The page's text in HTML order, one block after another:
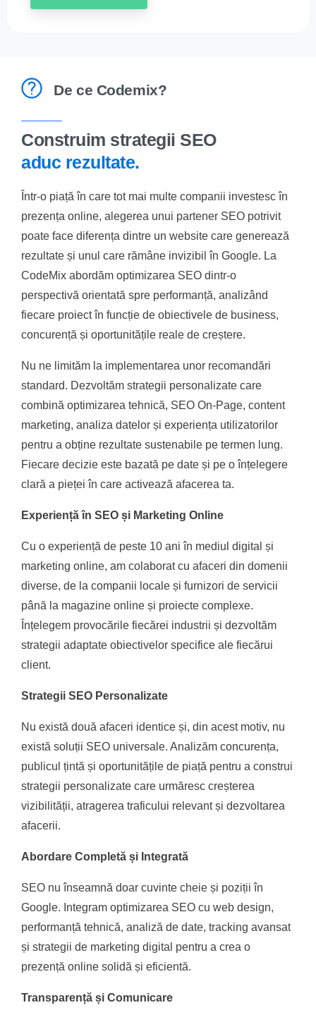
De ce Codemix?
Construim strategii SEO
aduc rezultate.
Într-o piață în care tot mai multe companii investesc în
prezența online, alegerea unui partener SEO potrivit
poate face diferența dintre un website care generează
rezultate și unul care rămâne invizibil în Google. La
CodeMix abordăm optimizarea SEO dintr-o
perspectivă orientată spre performanță, analizând
fiecare proiect în funcție de obiectivele de business,
concurență și oportunitățile reale de creștere.
Nu ne limităm la implementarea unor recomandări
standard. Dezvoltăm strategii personalizate care
combină optimizarea tehnică, SEO On-Page, content
marketing, analiza datelor și experiența utilizatorilor
pentru a obține rezultate sustenabile pe termen lung.
Fiecare decizie este bazată pe date și pe o înțelegere
clară a pieței în care activează afacerea ta.
Experiență în SEO și Marketing Online
Cu o experiență de peste 10 ani în mediul digital și
marketing online, am colaborat cu afaceri din domenii
diverse, de la companii locale și furnizori de servicii
până la magazine online și proiecte complexe.
Înțelegem provocările fiecărei industrii și dezvoltăm
strategii adaptate obiectivelor specifice ale fiecărui
client.
Strategii SEO Personalizate
Nu există două afaceri identice și, din acest motiv, nu
există soluții SEO universale. Analizăm concurența,
publicul țintă și oportunitățile de piață pentru a construi
strategii personalizate care urmăresc creșterea
vizibilității, atragerea traficului relevant și dezvoltarea
afacerii.
Abordare Completă și Integrată
SEO nu înseamnă doar cuvinte cheie și poziții în
Google. Integram optimizarea SEO cu web design,
performanță tehnică, analiză de date, tracking avansat
și strategii de marketing digital pentru a crea o
prezență online solidă și eficientă.
Transparență și Comunicare